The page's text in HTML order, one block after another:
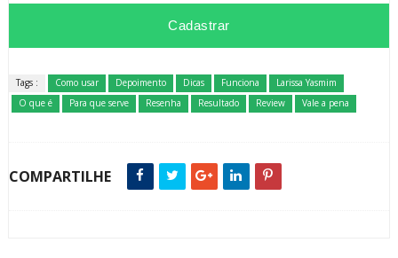
Tags : Como usar Depoimento Dicas Funciona
Larissa Yasmim
O que é
Para que serve Resenha Resultado Review Vale a pena
COMPARTILHE